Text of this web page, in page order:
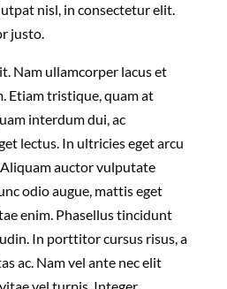
nisl, in consectetur elit.
justo.
Nam ullamcorper lacus et
Etiam tristique, quam at
interdum dui, ac
lectus. In ultricies eget arcu
auctor vulputate
odio augue, mattis eget
enim. Phasellus tincidunt
In porttitor cursus risus, a
ac. Nam vel ante nec elit